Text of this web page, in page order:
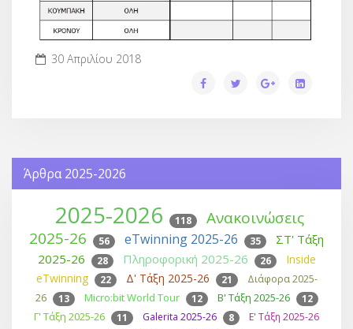
30 Απριλίου 2018
Άρθρα 2025-2026
2025-2026 118
Ανακοινώσεις
2025-26
56 eTwinning 2025-26 35
ΣΤ' Τάξη
2025-26
28 Πληροφορική 2025-26 26
Inside
eTwinning
22 Δ' Τάξη 2025-26 21
Διάφορα 2025-
26
13 Micro:bit World Tour 12 Β' Τάξη 2025-26 12
Γ' Τάξη 2025-26 11 Galerita 2025-26 8
Ε' Τάξη 2025-26